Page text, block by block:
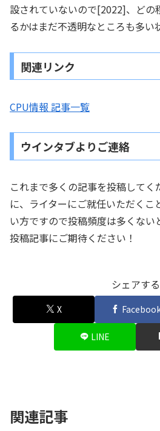
設されていないので[2022]、どの
るかはまだ不透明なところも多い
関連リンク
CPU情報 記事一覧
ウインタブよりご連絡
これまで多くの記事を投稿して
に、ライターにご就任いただくこ
い方ですので投稿頻度は多くない
投稿記事にご期待ください！
シェアする
X
LINE
関連記事